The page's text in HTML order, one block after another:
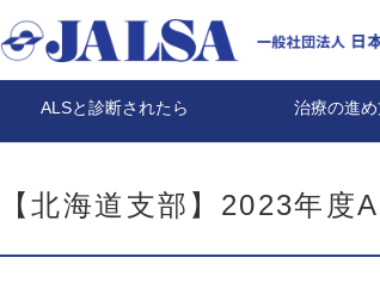
ALSと診断されたら 治療の進
【北海道支部】2023年度